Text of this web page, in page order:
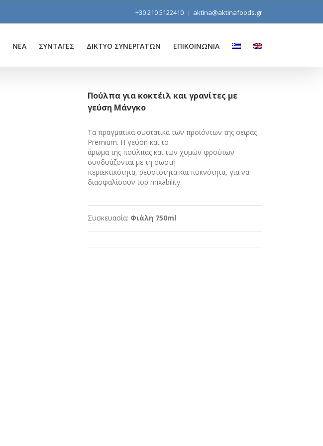
+30 210 5122410 | aktina@aktinafoods.gr
ΝΕΑ ΣΥΝΤΑΓΕΣ ΔΙΚΤΥΟ ΣΥΝΕΡΓΑΤΩΝ ΕΠΙΚΟΙΝΩΝΙΑ
Πούλπα για κοκτέιλ και γρανίτες με
γεύση Μάνγκο
Tα πραγματικά συστατικά των προϊόντων της σειράς
Premium. Η γεύση και το
άρωμα της πούλπας και των χυμών φρούτων
συνδυάζονται με τη σωστή
περιεκτικότητα, ρευστότητα και πυκνότητα, για να
διασφαλίσουν top mixability.
Συσκευασία: Φιάλη 750ml